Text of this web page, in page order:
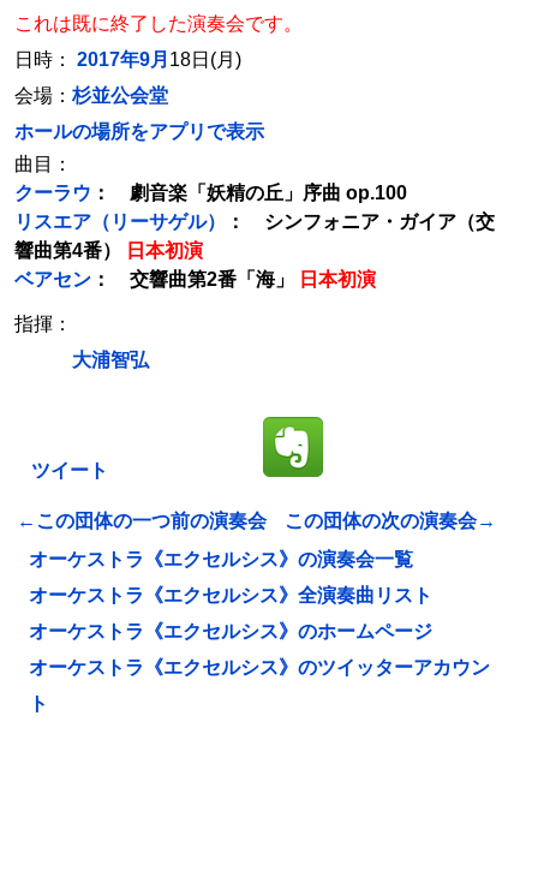
これは既に終了した演奏会です。
日時： 2017年9月 18日(月)
会場： 杉並公会堂
ホールの場所をアプリで表示
曲目：
クーラウ ： 劇音楽「妖精の丘」序曲 op.100
リスエア（リーサゲル）
： シンフォニア・ガイア（交
響曲第4番）
日本初演
ベアセン ： 交響曲第2番「海」 日本初演
指揮：
大浦智弘
ツイート
←この団体の一つ前の演奏会
この団体の次の演奏会→
オーケストラ《エクセルシス》の演奏会一覧
オーケストラ《エクセルシス》全演奏曲リスト
オーケストラ《エクセルシス》のホームページ
オーケストラ《エクセルシス》のツイッターアカウン
ト